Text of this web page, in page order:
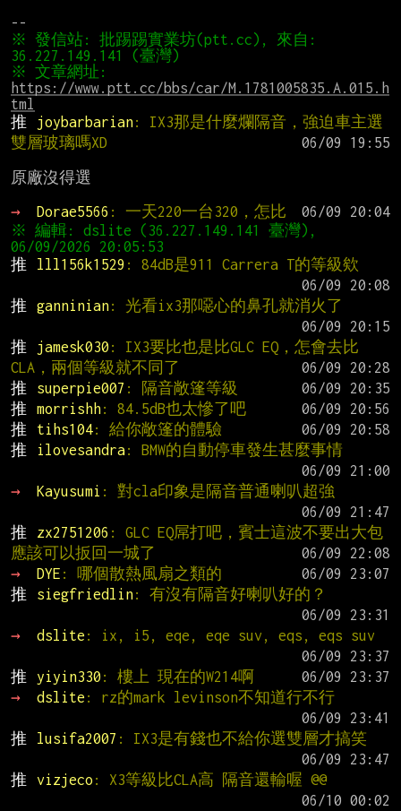
※ 發信站: 批踢踢實業坊(ptt.cc), 來自:
https://www.ptt.cc/bbs/car/M.1781005835.A.015.h
tml
推
joybarbarian: IX3那是什麼爛隔音，強迫車主選
雙層玻璃嗎XD
原廠沒得選
→ Dorae5566 : 一天220一台320，怎比
※ 編輯: dslite (36.227.149.141 臺灣),
推
lll156k1529 : 84dB是911 Carrera T的等級欸
推
ganninian: 光看ix3那噁心的鼻孔就消火了
推
jamesk030 : IX3要比也是比GLC EQ，怎會去比
CLA，兩個等級就不同了
推
superpie007 : 隔音敞篷等級
推
morrishh: 84.5dB也太慘了吧
推
tihs104: 給你敞篷的體驗
推
ilovesandra: BMW的自動停車發生甚麼事情
→
Kayusumi : 對cla印象是隔音普通喇叭超強
推
zx2751206 : GLC EQ屌打吧，賓士這波不要出大包
應該可以扳回一城了
→
DYE : 哪個散熱風扇之類的
推
siegfriedlin: 有沒有隔音好喇叭好的？
→
dslite : ix, i5, eqe, eqe suv, eqs, eqs suv
推
yiyin330 : 樓上 現在的W214啊
→
dslite : rz的mark levinson不知道行不行
推
lusifa2007 : IX3是有錢也不給你選雙層才搞笑
推
vizjeco : X3等級比CLA高 隔音還輸喔 @@